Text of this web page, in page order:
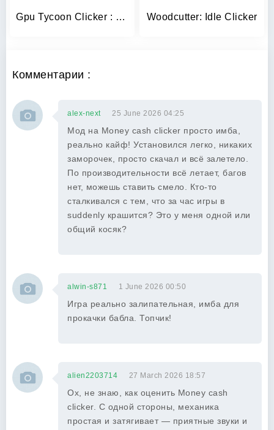
Gpu Tycoon Clicker : Game 2.0 Woodcutter: Idle Clicker
Комментарии :
alex-next 25 June 2026 04:25
Мод на Money cash clicker просто имба,
реально кайф! Установился легко, никаких
заморочек, просто скачал и всё залетело.
По производительности всё летает, багов
нет, можешь ставить смело. Кто-то
сталкивался с тем, что за час игры в
suddenly крашится? Это у меня одной или
общий косяк?
alwin-s871 1 June 2026 00:50
Игра реально залипательная, имба для
прокачки бабла. Топчик!
alien2203714 27 March 2026 18:57
Ох, не знаю, как оценить Money cash
clicker. С одной стороны, механика
простая и затягивает — приятные звуки и